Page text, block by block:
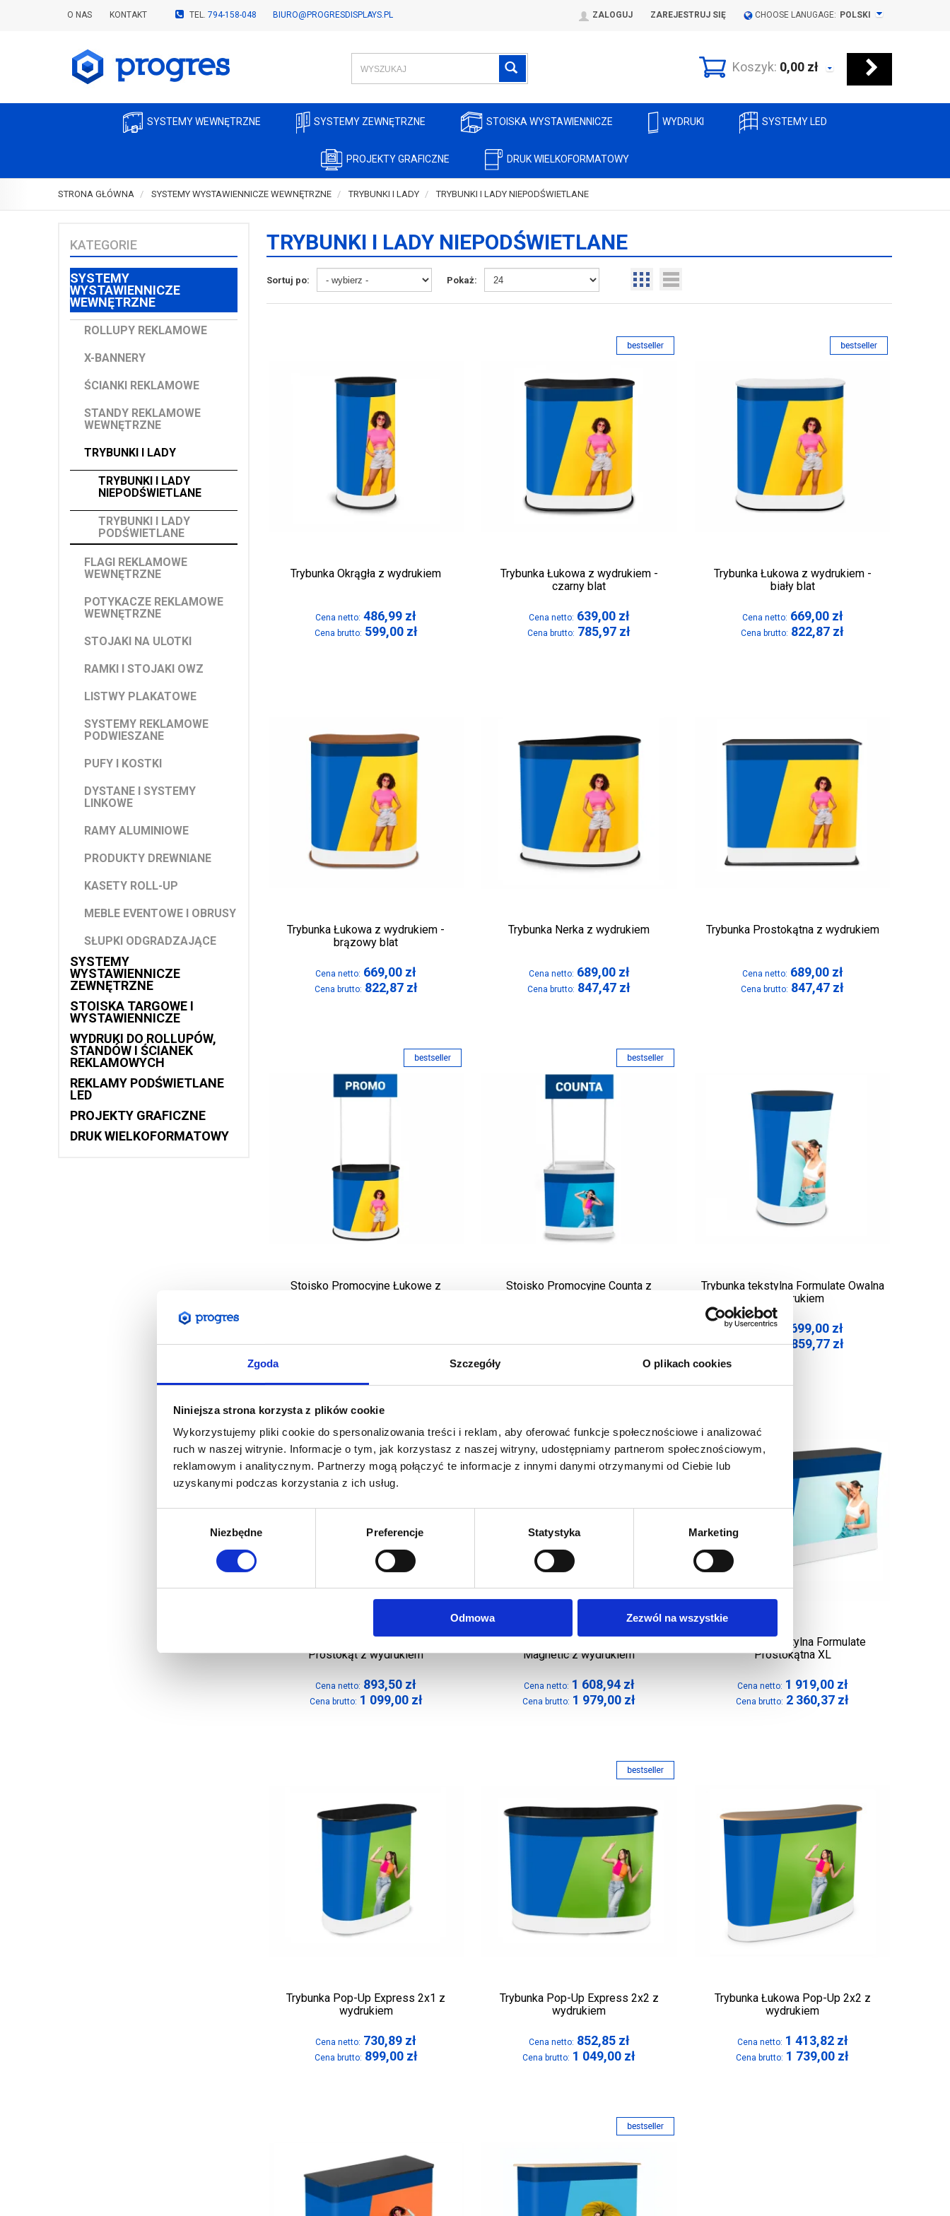
Zgoda Szczegóły O plikach cookies
Niniejsza strona korzysta z plików cookie
Wykorzystujemy pliki cookie do spersonalizowania treści i reklam, aby oferować funkcje społecznościowe i analizować
ruch w naszej witrynie. Informacje o tym, jak korzystasz z naszej witryny, udostępniamy partnerom społecznościowym,
reklamowym i analitycznym. Partnerzy mogą połączyć te informacje z innymi danymi otrzymanymi od Ciebie lub
uzyskanymi podczas korzystania z ich usług.
Niezbędne Preferencje Statystyka Marketing
Odmowa Zezwól na wszystkie
O NAS KONTAKT TEL. 794-158-048 BIURO@PROGRESDISPLAYS.PL ZALOGUJ ZAREJESTRUJ SIĘ CHOOSE LANUGAGE: POLSKI
Koszyk: 0,00 zł
SYSTEMY WEWNĘTRZNE SYSTEMY ZEWNĘTRZNE STOISKA WYSTAWIENNICZE WYDRUKI SYSTEMY LED
PROJEKTY GRAFICZNE DRUK WIELKOFORMATOWY
STRONA GŁÓWNA SYSTEMY WYSTAWIENNICZE WEWNĘTRZNE TRYBUNKI I LADY TRYBUNKI I LADY NIEPODŚWIETLANE
KATEGORIE
SYSTEMY
WYSTAWIENNICZE
WEWNĘTRZNE
ROLLUPY REKLAMOWE
X-BANNERY
ŚCIANKI REKLAMOWE
STANDY REKLAMOWE
WEWNĘTRZNE
TRYBUNKI I LADY
TRYBUNKI I LADY
NIEPODŚWIETLANE
TRYBUNKI I LADY
PODŚWIETLANE
FLAGI REKLAMOWE
WEWNĘTRZNE
POTYKACZE REKLAMOWE
WEWNĘTRZNE
STOJAKI NA ULOTKI
RAMKI I STOJAKI OWZ
LISTWY PLAKATOWE
SYSTEMY REKLAMOWE
PODWIESZANE
PUFY I KOSTKI
DYSTANE I SYSTEMY
LINKOWE
RAMY ALUMINIOWE
PRODUKTY DREWNIANE
KASETY ROLL-UP
MEBLE EVENTOWE I OBRUSY
SŁUPKI ODGRADZAJĄCE
SYSTEMY
WYSTAWIENNICZE
ZEWNĘTRZNE
STOISKA TARGOWE I
WYSTAWIENNICZE
WYDRUKI DO ROLLUPÓW,
STANDÓW I ŚCIANEK
REKLAMOWYCH
REKLAMY PODŚWIETLANE
LED
PROJEKTY GRAFICZNE
DRUK WIELKOFORMATOWY
TRYBUNKI I LADY NIEPODŚWIETLANE
Sortuj po: Pokaż:
Trybunka Okrągła z wydrukiem
Cena netto: 486,99 zł
Cena brutto: 599,00 zł
Trybunka Łukowa z wydrukiem -
czarny blat
Cena netto: 639,00 zł
Cena brutto: 785,97 zł
Trybunka Łukowa z wydrukiem -
biały blat
Cena netto: 669,00 zł
Cena brutto: 822,87 zł
Trybunka Łukowa z wydrukiem -
brązowy blat
Cena netto: 669,00 zł
Cena brutto: 822,87 zł
Trybunka Nerka z wydrukiem
Cena netto: 689,00 zł
Cena brutto: 847,47 zł
Trybunka Prostokątna z wydrukiem
Cena netto: 689,00 zł
Cena brutto: 847,47 zł
Stoisko Promocyjne Łukowe z
Cena brutto:869,00zł
Stoisko Promocyjne Counta z
Cena brutto:529,00zł
Trybunka tekstylna Formulate Owalna
z wydrukiem
699,00 zł
Cena brutto:859,77 zł
Prostokąt z wydrukiem
Cena netto: 893,50 zł
Cena brutto: 1 099,00 zł
Magnetic z wydrukiem
Cena netto: 1 608,94 zł
Cena brutto: 1 979,00 zł
Trybunka Tekstylna Formulate
Prostokątna XL
Cena netto: 1 919,00 zł
Cena brutto: 2 360,37 zł
Trybunka Pop-Up Express 2x1 z
wydrukiem
Cena netto: 730,89 zł
Cena brutto: 899,00 zł
Trybunka Pop-Up Express 2x2 z
wydrukiem
Cena netto: 852,85 zł
Cena brutto: 1 049,00 zł
Trybunka Łukowa Pop-Up 2x2 z
wydrukiem
Cena netto: 1 413,82 zł
Cena brutto: 1 739,00 zł